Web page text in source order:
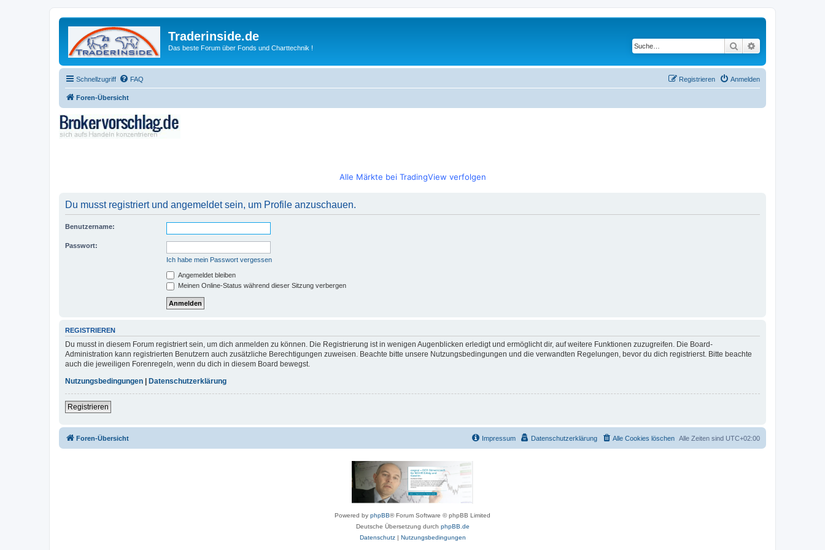
Traderinside.de
Das beste Forum über Fonds und Charttechnik ! Suche
Schnellzugriff FAQ Anmelden
Registrieren
Foren-Übersicht
Alle Märkte bei TradingView verfolgen
Du musst registriert und angemeldet sein, um Profile anzuschauen.
Benutzername:
Passwort:
Ich habe mein Passwort vergessen
Angemeldet bleiben
Meinen Online-Status während dieser Sitzung verbergen
REGISTRIEREN
Du musst in diesem Forum registriert sein, um dich anmelden zu können. Die Registrierung ist in wenigen Augenblicken erledigt und ermöglicht dir, auf weitere Funktionen zuzugreifen. Die Board-
Administration kann registrierten Benutzern auch zusätzliche Berechtigungen zuweisen. Beachte bitte unsere Nutzungsbedingungen und die verwandten Regelungen, bevor du dich registrierst. Bitte beachte
auch die jeweiligen Forenregeln, wenn du dich in diesem Board bewegst.
Nutzungsbedingungen
Datenschutzerklärung
Registrieren
Foren-Übersicht Alle Zeiten sind UTC+02:00
Alle Cookies löschen
Datenschutzerklärung
Impressum
Powered by phpBB® Forum Software © phpBB Limited
Deutsche Übersetzung durch phpBB.de
Datenschutz| Nutzungsbedingungen